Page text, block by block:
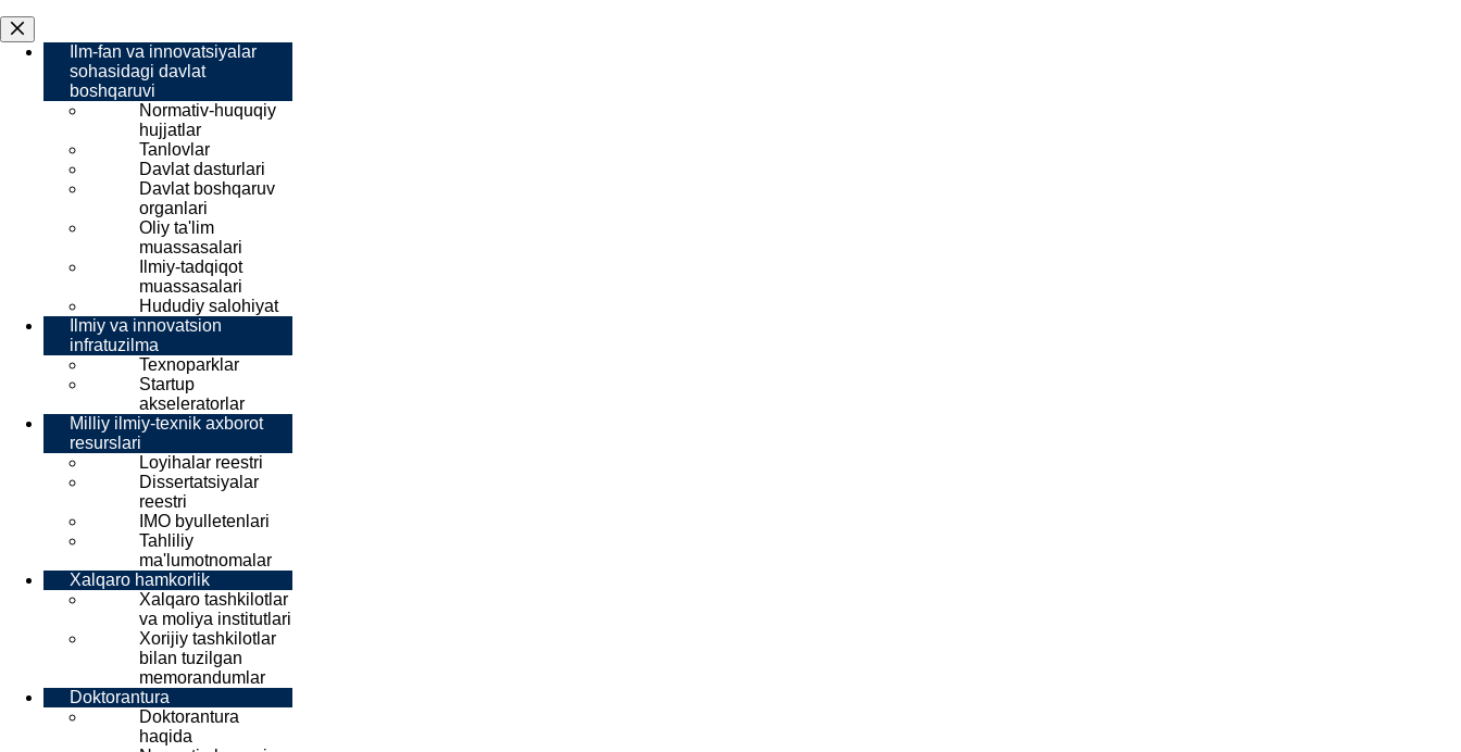
Ilm-fan va innovatsiyalar
sohasidagi davlat
boshqaruvi
Normativ-huquqiy
hujjatlar
Tanlovlar
Davlat dasturlari
Davlat boshqaruv
organlari
Oliy ta'lim
muassasalari
Ilmiy-tadqiqot
muassasalari
Hududiy salohiyat
Ilmiy va innovatsion
infratuzilma
Texnoparklar
Startup
akseleratorlar
Milliy ilmiy-texnik axborot
resurslari
Loyihalar reestri
Dissertatsiyalar
reestri
IMO byulletenlari
Tahliliy
ma'lumotnomalar
Xalqaro hamkorlik
Xalqaro tashkilotlar
va moliya institutlari
Xorijiy tashkilotlar
bilan tuzilgan
memorandumlar
Doktorantura
Doktorantura
haqida